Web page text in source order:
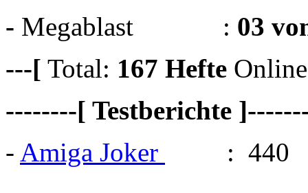
- Megablast : 03
---[ Total: 167 Hefte Online
--------[ Testberichte
- Amiga Joker : 440